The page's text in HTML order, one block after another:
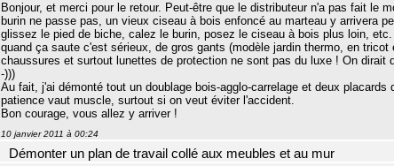
Bonjour, et merci pour le retour. Peut-être que le distributeur n'a pas fait le
burin ne passe pas, un vieux ciseau à bois enfoncé au marteau y arrivera
glissez le pied de biche, calez le burin, posez le ciseau à bois plus loin,
quand ça saute c'est sérieux, de gros gants (modèle jardin thermo, en
chaussures et surtout lunettes de protection ne sont pas du luxe ! On
-)))
Au fait, j'ai démonté tout un doublage bois-agglo-carrelage et deux
patience vaut muscle, surtout si on veut éviter l'accident.
Bon courage, vous allez y arriver !
10 janvier 2011 à 00:24
Démonter un plan de travail collé aux meubles et au mur